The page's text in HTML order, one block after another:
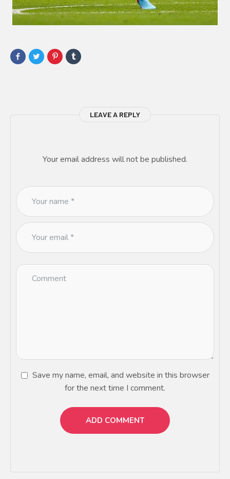
LEAVE A REPLY
Your email address will not be published.
Save my name, email, and website in this browser
for the next time I comment.